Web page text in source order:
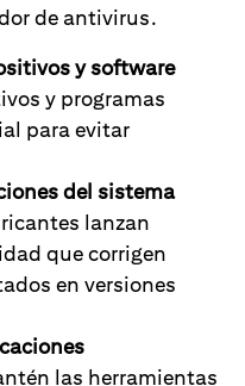
de antivirus.
y software
y programas
para evitar
del sistema
lanzan
que corrigen
en versiones
las herramientas